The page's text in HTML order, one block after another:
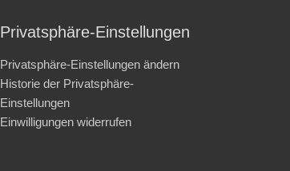
Privatsphäre-Einstellungen
Privatsphäre-Einstellungen ändern
Historie der Privatsphäre-
Einstellungen
Einwilligungen widerrufen